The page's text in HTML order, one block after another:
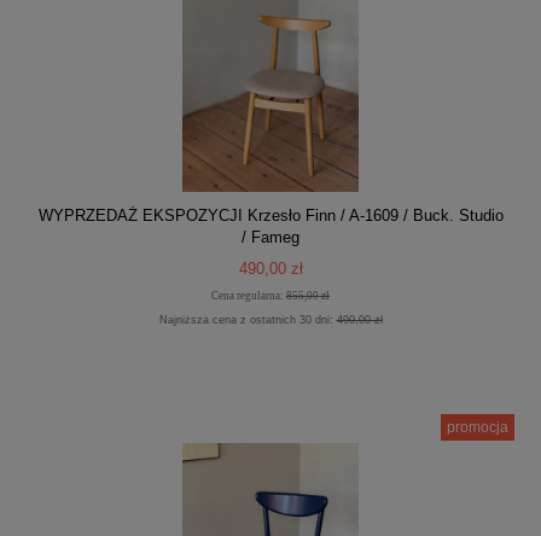
WYPRZEDAŻ EKSPOZYCJI Krzesło Finn / A-1609 / Buck. Studio
/ Fameg
490,00 zł
Cena regularna: 855,00 zł
Najniższa cena z ostatnich 30 dni:490,00 zł
promocja